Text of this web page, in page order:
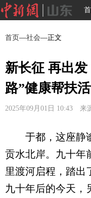
首页—社会—正文
新长征 再出
路”健康帮扶
2025年09月01日 10:43 来
于都，这座静谧
贡水北岸。九十年
里渡河启程，踏出
九十年后的今天，